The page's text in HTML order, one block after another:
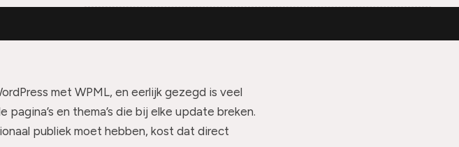
met WPML, en eerlijk gezegd is veel
en thema’s die bij elke update breken.
publiek moet hebben, kost dat direct